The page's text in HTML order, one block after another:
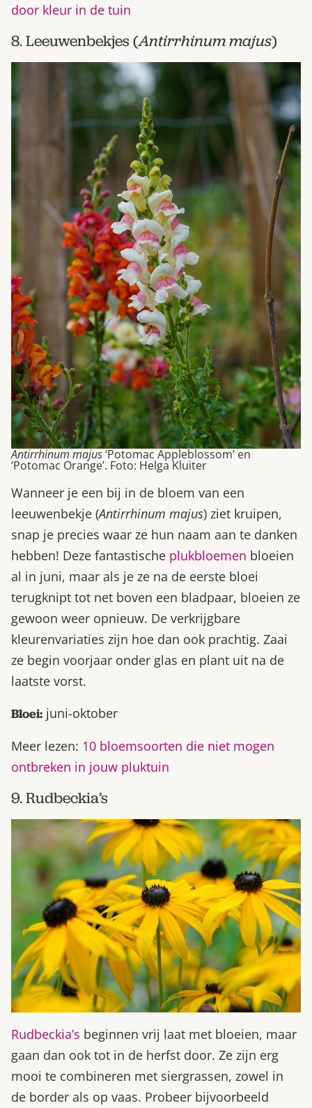
door kleur in de tuin
8. Leeuwenbekjes (Antirrhinum majus)
Antirrhinum majus‘Potomac Appleblossom’ en
‘Potomac Orange’. Foto: Helga Kluiter
Wanneer je een bij in de bloem van een
leeuwenbekje (Antirrhinum majus) ziet kruipen,
snap je precies waar ze hun naam aan te danken
hebben! Deze fantastische plukbloemen bloeien
al in juni, maar als je ze na de eerste bloei
terugknipt tot net boven een bladpaar, bloeien ze
gewoon weer opnieuw. De verkrijgbare
kleurenvariaties zijn hoe dan ook prachtig. Zaai
ze begin voorjaar onder glas en plant uit na de
laatste vorst.
Bloei: juni-oktober
Meer lezen: 10 bloemsoorten die niet mogen
ontbreken in jouw pluktuin
9. Rudbeckia’s
Rudbeckia’s beginnen vrij laat met bloeien, maar
gaan dan ook tot in de herfst door. Ze zijn erg
mooi te combineren met siergrassen, zowel in
de border als op vaas. Probeer bijvoorbeeld